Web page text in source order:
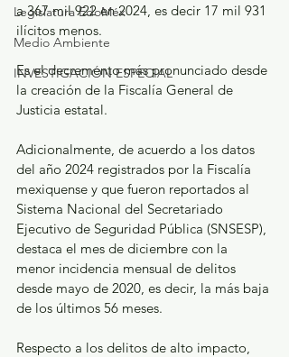
Legislatura EdoMéx
Medio Ambiente
INVESTIGACIÓN ESPECIAL
a 367 mil 922 en 2024, es decir 17 mil 931
ilícitos menos.
Es el decremento más pronunciado desde
la creación de la Fiscalía General de
Justicia estatal.
Adicionalmente, de acuerdo a los datos
del año 2024 registrados por la Fiscalía
mexiquense y que fueron reportados al
Sistema Nacional del Secretariado
Ejecutivo de Seguridad Pública (SNSESP),
destaca el mes de diciembre con la
menor incidencia mensual de delitos
desde mayo de 2020, es decir, la más baja
de los últimos 56 meses.
Respecto a los delitos de alto impacto,